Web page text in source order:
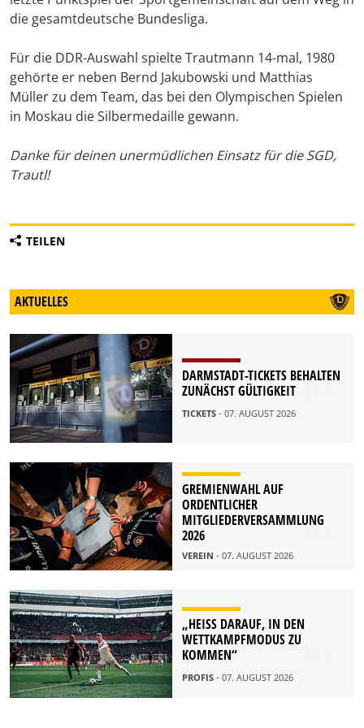
die gesamtdeutsche Bundesliga.
Für die DDR-Auswahl spielte Trautmann 14-mal, 1980
gehörte er neben Bernd Jakubowski und Matthias
Müller zu dem Team, das bei den Olympischen Spielen
in Moskau die Silbermedaille gewann.
Danke für deinen unermüdlichen Einsatz für die SGD,
Trautl!
TEILEN
AKTUELLES
DARMSTADT-TICKETS BEHALTEN
ZUNÄCHST GÜLTIGKEIT
TICKETS - 07. AUGUST 2026
GREMIENWAHL AUF
ORDENTLICHER
MITGLIEDERVERSAMMLUNG
2026
VEREIN - 07. AUGUST 2026
„HEISS DARAUF, IN DEN W
ETTKAMPFMODUS ZU K
OMMEN“
PROFIS - 07. AUGUST 2026